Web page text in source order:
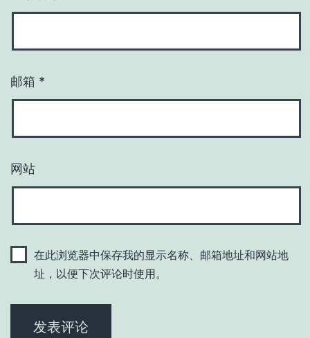
邮箱 *
网站
在此浏览器中保存我的显示名称、邮箱地址和网站地
址，以便下次评论时使用。